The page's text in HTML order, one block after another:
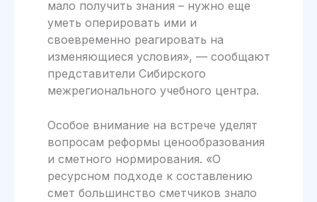
мало получить знания – нужно еще
уметь оперировать ими и
своевременно реагировать на
изменяющиеся условия», — сообщают
представители Сибирского
межрегионального учебного центра.
Особое внимание на встрече уделят
вопросам реформы ценообразования
и сметного нормирования. «О
ресурсном подходе к составлению
смет большинство сметчиков знало